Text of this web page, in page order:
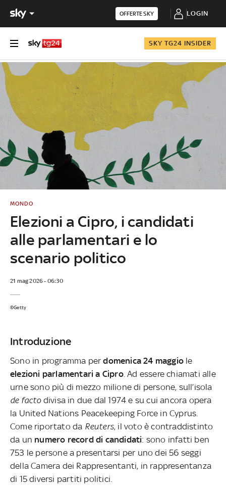
OFFERTE SKY LOGIN
SKY TG24 INSIDER
Elezioni a Cipro, i candidati
alle parlamentari e lo
scenario politico
MONDO
21 mag 2026 - 06:30
©Getty
Introduzione
Sono in programma perdomenica 24 maggio le
elezioni parlamentari a Cipro. Ad essere chiamati alle
urne sono più di mezzo milione di persone, sull’isola
de factodivisa in due dal 1974 e su cui ancora opera
la United Nations Peacekeeping Force in Cyprus.
Come riportato da Reuters, il voto è contraddistinto
da un numero record di candidati: sono infatti ben
753 le persone a presentarsi per uno dei 56 seggi
della Camera dei Rappresentanti, in rappresentanza
di 15 diversi partiti politici.